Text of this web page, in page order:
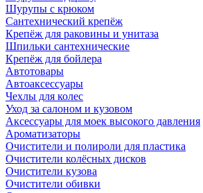
Шурупы с крюком
Сантехнический крепёж
Крепёж для раковины и унитаза
Шпильки сантехнические
Крепёж для бойлера
Автотовары
Автоаксессуары
Чехлы для колес
Уход за салоном и кузовом
Аксессуары для моек высокого давления
Ароматизаторы
Очистители и полироли для пластика
Очистители колёсных дисков
Очистители кузова
Очистители обивки